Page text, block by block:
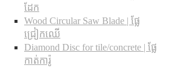
ដែក
Wood Circular Saw Blade | ផ្លែ
ជ្រៀកឈើ
Diamond Disc for tile/concrete​ | ផ្លែ
កាត់ការ៉ូ